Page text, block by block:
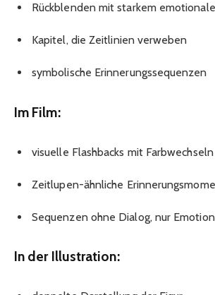
Rückblenden mit starkem
Kapitel, die Zeitlinien verweben
symbolische Erinnerungssequenzen
Im Film:
visuelle Flashbacks mit Farbwechseln
Zeitlupen-ähnliche
Sequenzen ohne Dialog, nur Emotion
In der Illustration: